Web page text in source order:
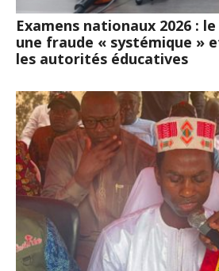
Examens nationaux 2026 :
une fraude « systémique »
les autorités éducatives